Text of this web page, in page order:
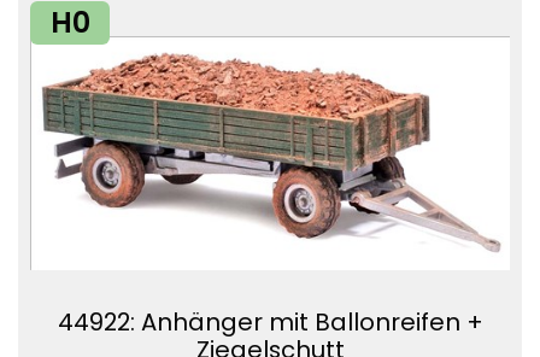
H0
44922: Anhänger mit Ballonreifen +
Ziegelschutt